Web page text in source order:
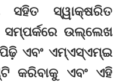
ସହିତ ସ୍ୱାକ୍ଷରିତ
ଉଲ୍ଲେଖ
ଏବଂ ଏମ୍ଏସ୍ଏମ୍ଇ
କରିବାକୁ ଏବଂ ଏହି